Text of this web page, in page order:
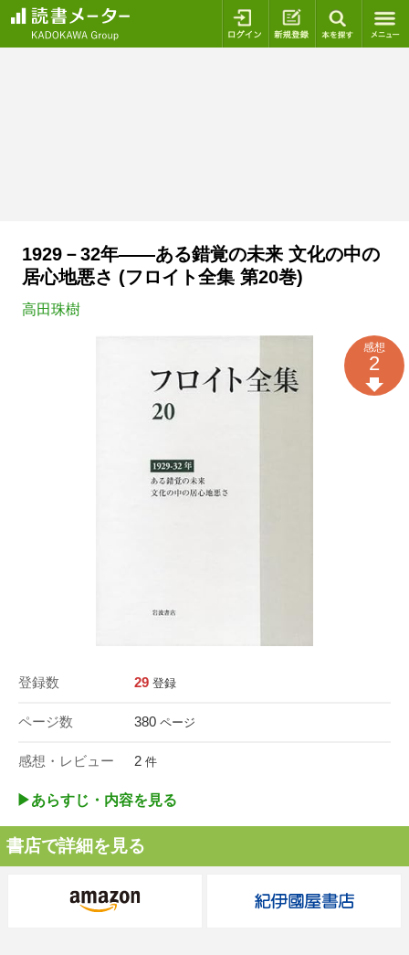
ログイン 新規登録
1929－32年――ある錯覚の未来 文化の中の
居心地悪さ (フロイト全集 第20巻)
高田珠樹
登録数 29 登録
ページ数 380 ページ
感想・レビュー 2 件
感想
2
▶︎あらすじ・内容を見る
書店で詳細を見る